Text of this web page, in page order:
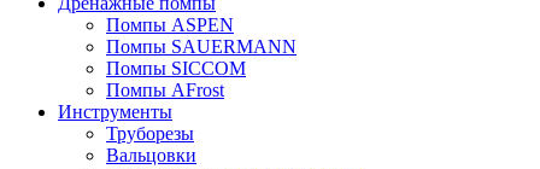
Помпы ASPEN
Помпы SAUERMANN
Помпы SICCOM
Помпы AFrost
Инструменты
Труборезы
Вальцовки